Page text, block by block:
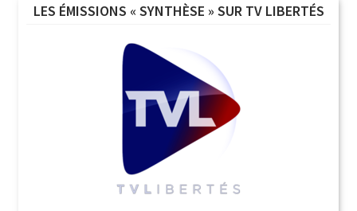
LES ÉMISSIONS « SYNTHÈSE » SUR TV LIBERTÉS